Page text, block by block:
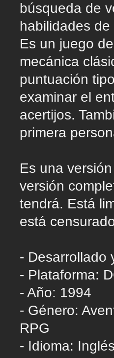
búsqueda de
habilidades
Es un juego
mecánica
puntuación
examinar el
acertijos.
primera
Es una
versión
tendrá. Está
está
- Desarrollado
- Plataforma:
- Año: 1994
- Género:
RPG
- Idioma: